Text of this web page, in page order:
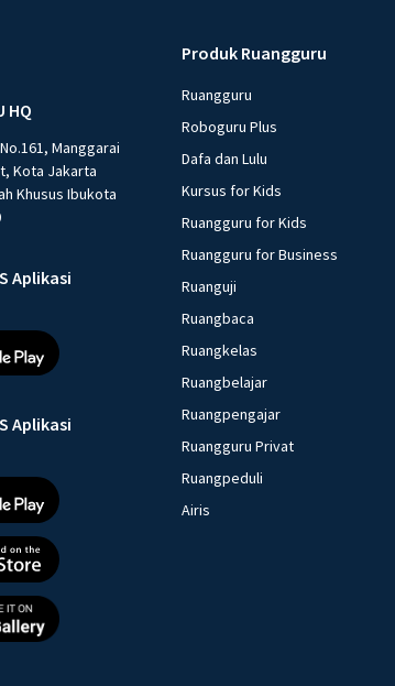
HQ
Manggarai
Kota Jakarta
Khusus Ibukota
Aplikasi
Aplikasi
Produk Ruangguru
Ruangguru
Roboguru Plus
Dafa dan Lulu
Kursus for Kids
Ruangguru for Kids
Ruangguru for Business
Ruanguji
Ruangbaca
Ruangkelas
Ruangbelajar
Ruangpengajar
Ruangguru Privat
Ruangpeduli
Airis